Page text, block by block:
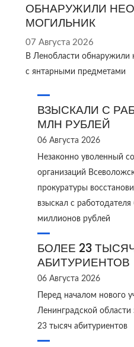
ОБНАРУЖИЛИ
МОГИЛЬНИК
07 Августа 2026
В Ленобласти обнаружили
с янтарными предметами
ВЗЫСКАЛИ С
МЛН РУБЛЕЙ
06 Августа 2026
Незаконно уволенный
организаций
прокуратуры
взыскал с
миллионов рублей
БОЛЕЕ 23
АБИТУРИЕНТОВ
06 Августа 2026
Перед началом нового
Ленинградской области
23 тысяч абитуриентов